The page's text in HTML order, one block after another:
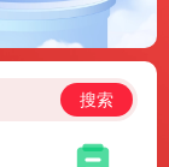
搜索